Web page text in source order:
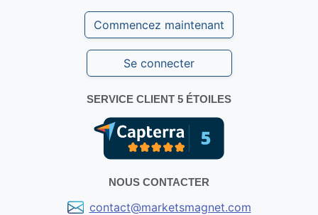
Commencez maintenant
Se connecter
SERVICE CLIENT 5 ÉTOILES
NOUS CONTACTER
contact@marketsmagnet.com